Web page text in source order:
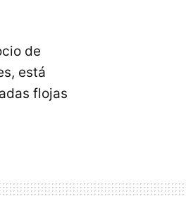
de
está
flojas